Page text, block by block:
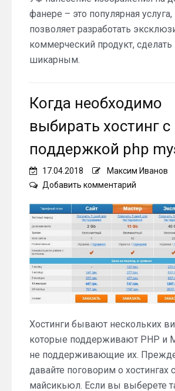
фанере – это популярная услуга,
позволяет разработать
коммерческий продукт, сделать
шикарным.
Когда необходимо
выбирать хостинг с
поддержкой php
17.04.2018 Максим Иванов
Добавить комментарий
выбирать
хостинг
с
php
mysql
Хостинги бывают нескольких
которые поддерживают РНР и
не поддерживающие их.
давайте поговорим о хостингах
майсикьюл. Если вы выберете